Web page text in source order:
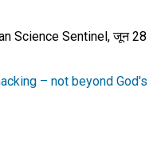
Science Sentinel, जून 28
– not beyond God's